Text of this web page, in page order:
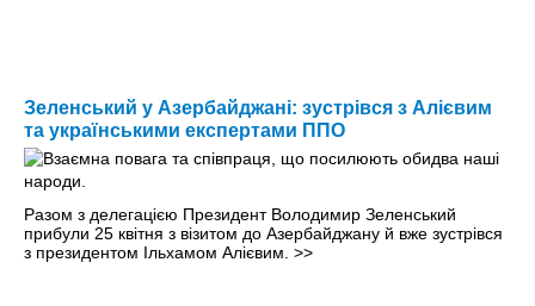
Зеленський у Азербайджані: зустрівся з Алієвим
та українськими експертами ППО
Разом з делегацією Президент Володимир Зеленський
прибули 25 квітня з візитом до Азербайджану й вже зустрівся
з президентом Ільхамом Алієвим. >>